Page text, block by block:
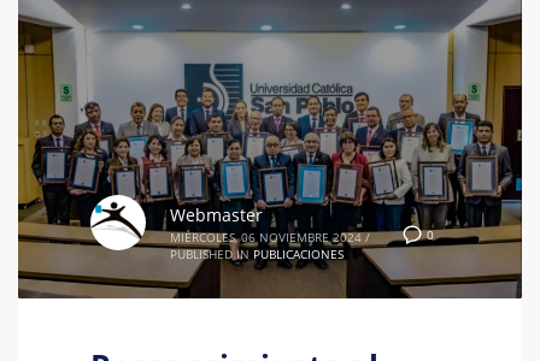
0
Webmaster
MIÉRCOLES, 06 NOVIEMBRE 2024 /
PUBLISHED IN PUBLICACIONES